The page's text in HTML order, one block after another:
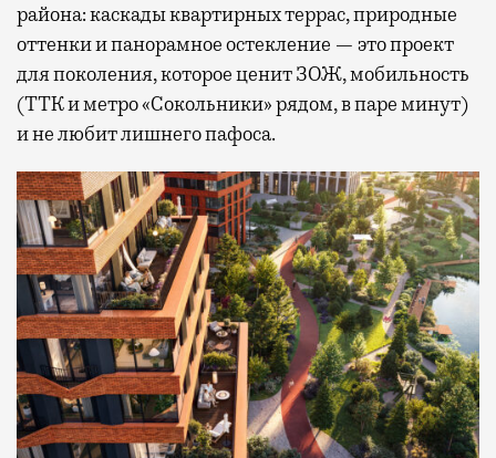
района: каскады квартирных террас, природные
оттенки и панорамное остекление — это проект
для поколения, которое ценит ЗОЖ, мобильность
(ТТК и метро «Сокольники» рядом, в паре минут)
и не любит лишнего пафоса.